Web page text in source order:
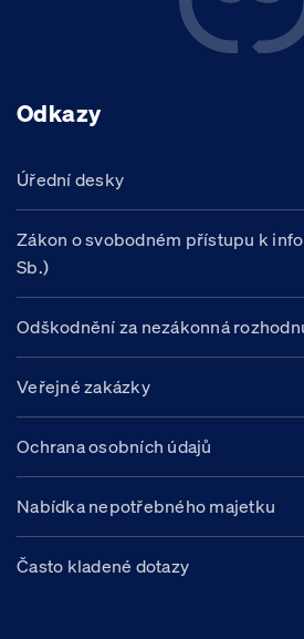
Odkazy
Úřední desky
Zákon o svobodném přístupu k
Sb.)
Odškodnění za nezákonná
Veřejné zakázky
Ochrana osobních údajů
Nabídka nepotřebného majetku
Často kladené dotazy